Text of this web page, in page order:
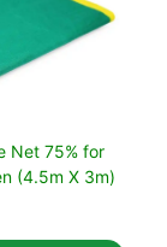
Net 75% for
(4.5m X 3m)